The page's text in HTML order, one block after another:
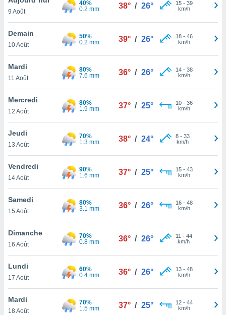
et
»,
au
vous
qu'ils
ou
le
ainsi
un
la
du
en
de
9 Août
40%
0.2 mm
38° / 26° 15- 39
km/h
Demain
10 Août
50%
0.2 mm
39° / 26° 18- 46
km/h
Mardi
11 Août
80%
7.6 mm
36° / 26° 14- 38
km/h
Mercredi
12 Août
80%
1.9 mm
37° / 25° 10- 36
km/h
Jeudi
13 Août
70%
1.3 mm
38° / 24° 8- 33
km/h
Vendredi
14 Août
90%
1.6 mm
37° / 25° 15- 43
km/h
Samedi
15 Août
80%
3.1 mm
36° / 26° 16- 48
km/h
Dimanche
16 Août
70%
0.8 mm
36° / 26° 11 - 44
km/h
Lundi
17 Août
60%
0.4 mm
36° / 26° 13- 48
km/h
Mardi
18 Août
70%
1.5 mm
37° / 25° 12- 44
km/h